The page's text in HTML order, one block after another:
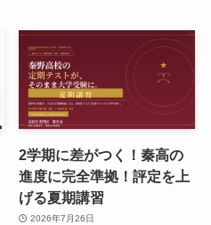
2学期に差がつく！秦高の
進度に完全準拠！評定を上
げる夏期講習
2026年7月26日